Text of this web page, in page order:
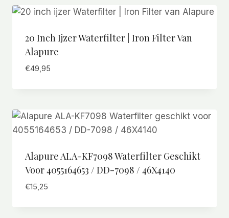
20 Inch Ijzer Waterfilter | Iron Filter Van
Alapure
€49,95
Alapure ALA-KF7098 Waterfilter Geschikt
Voor 4055164653 / DD-7098 / 46X4140
€15,25